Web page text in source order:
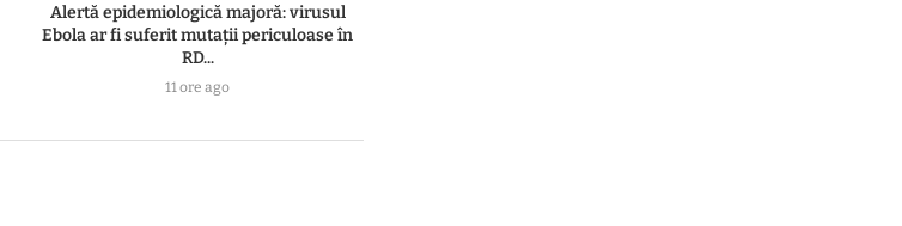
Alertă epidemiologică majoră: virusul
Ebola ar fi suferit mutații periculoase în
RD...
11 ore ago